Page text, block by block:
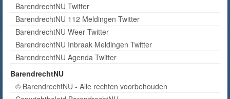
BarendrechtNU Twitter
BarendrechtNU 112 Meldingen Twitter
BarendrechtNU Weer Twitter
BarendrechtNU Inbraak Meldingen Twitter
BarendrechtNU Agenda Twitter
BarendrechtNU
© BarendrechtNU - Alle rechten voorbehouden